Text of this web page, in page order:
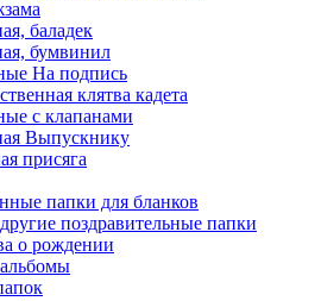
баладек
бумвинил
На подпись
клятва кадета
с клапанами
Выпускнику
присяга
папки для бланков
поздравительные папки
о рождении